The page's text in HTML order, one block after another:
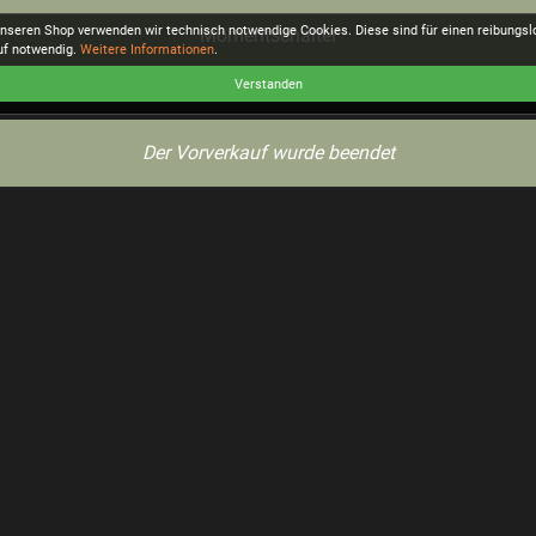
Momentschalter
Der Vorverkauf wurde beendet
Shop verwenden wir technisch notwendige Cookies. Diese sind für einen
notwendig. Weitere Informationen.
Verstanden